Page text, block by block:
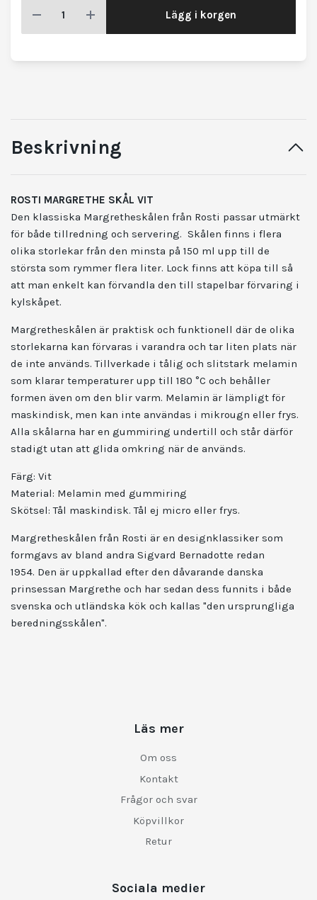
Lägg i korgen
Beskrivning
ROSTI MARGRETHE SKÅL VIT
Den klassiska Margretheskålen från Rosti passar utmärkt
för både tillredning och servering. Skålen finns i flera
olika storlekar från den minsta på 150 ml upp till de
största som rymmer flera liter. Lock finns att köpa till så
att man enkelt kan förvandla den till stapelbar förvaring i
kylskåpet.
Margretheskålen är praktisk och funktionell där de olika
storlekarna kan förvaras i varandra och tar liten plats när
de inte används. Tillverkade i tålig och slitstark melamin
som klarar temperaturer upp till 180 °C och behåller
formen även om den blir varm. Melamin är lämpligt för
maskindisk, men kan inte användas i mikrougn eller frys.
Alla skålarna har en gummiring undertill och står därför
stadigt utan att glida omkring när de används.
Färg: Vit
Material: Melamin med gummiring
Skötsel: Tål maskindisk. Tål ej micro eller frys.
Margretheskålen från Rosti är en designklassiker som
formgavs av bland andra Sigvard Bernadotte redan
1954. Den är uppkallad efter den dåvarande danska
prinsessan Margrethe och har sedan dess funnits i både
svenska och utländska kök och kallas "den ursprungliga
beredningsskålen".
Läs mer
Om oss
Kontakt
Frågor och svar
Köpvillkor
Retur
Sociala medier